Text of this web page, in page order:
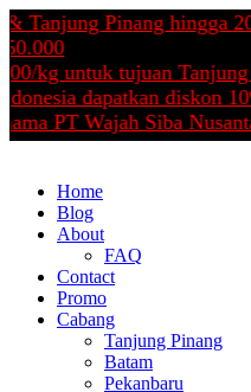
Pinang hingga 20%
untuk tujuan Tanjung
dapatkan diskon 10%
PT Wajah Siba Nusantara
Home
Blog
About
FAQ
Contact
Promo
Cabang
Tanjung Pinang
Batam
Pekanbaru